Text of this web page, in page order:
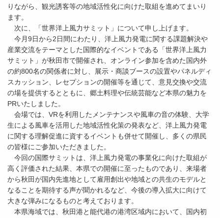
りながら、観光誘客等の地域活性化に向けた取組を進めてまいり
ます。
次に、「世界洋上風力サミット」について申し上げます。
今月9日から2日間にわたり、洋上風力発電に関する課題解決や
産業交流をテーマとした国際的なイベントである「世界洋上風力
サミット」が秋田市で開催され、オンライン参加を含めた国内外
の約800名の関係者に対し、展示・商談ブースの設置やパネルディ
スカッション、レセプションの開催等を通じて、意見交換や交流
の場を提供するとともに、郷土料理や伝統芸能など本県の魅力を
PRいたしました。
会場では、VRを利用したメンテナンスや風車の音の体験、大学
生による風車を活用した地域活性化策の発表など、洋上風力発電
に関する理解促進に資するイベントも併せて開催し、多くの県民
の皆様にご参加いただきました。
今回の国際サミットは、洋上風力発電の事業化に向けた取組が
高く評価された結果、本県での開催に至ったものであり、来場者
から秋田が国内先進地として雇用創出や地域との共生のモデルと
なることを期待する声が聞かれるなど、今後の導入拡大に向けて
大きな弾みになるものと考えております。
本県海域では、秋田港と能代港の港湾区域内において、国内初